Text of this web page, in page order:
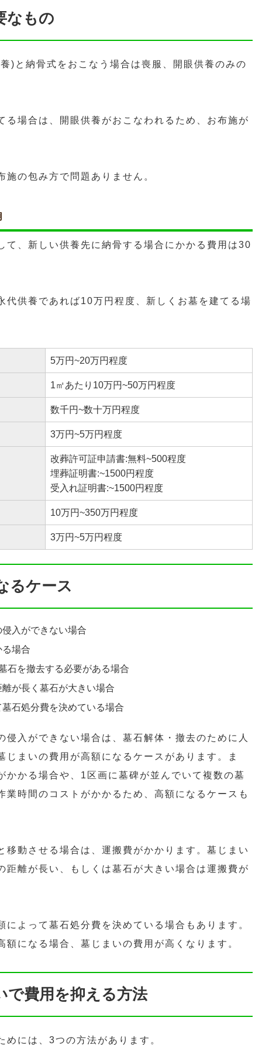
なもの
)と納骨式をおこなう場合は喪服、開眼供養のみの
る場合は、開眼供養がおこなわれるため、お布施が
の包み方で問題ありません。
て、新しい供養先に納骨する場合にかかる費用は30
代供養であれば10万円程度、新しくお墓を建てる場
5万円~20万円程度
1㎡あたり10万円~50万円程度
数千円~数十万円程度
3万円~5万円程度
改葬許可証申請書:無料~500程度
埋葬証明書:~1500円程度
受入れ証明書:~1500円程度
10万円~350万円程度
3万円~5万円程度
るケース
入ができない場合
場合
石を撤去する必要がある場合
が長く墓石が大きい場合
石処分費を決めている場合
侵入ができない場合は、墓石解体・撤去のために人
まいの費用が高額になるケースがあります。ま
かかる場合や、1区画に墓碑が並んでいて複数の墓
業時間のコストがかかるため、高額になるケースも
移動させる場合は、運搬費がかかります。墓じまい
距離が長い、もしくは墓石が大きい場合は運搬費が
よって墓石処分費を決めている場合もあります。
になる場合、墓じまいの費用が高くなります。
で費用を抑える方法
には、3つの方法があります。